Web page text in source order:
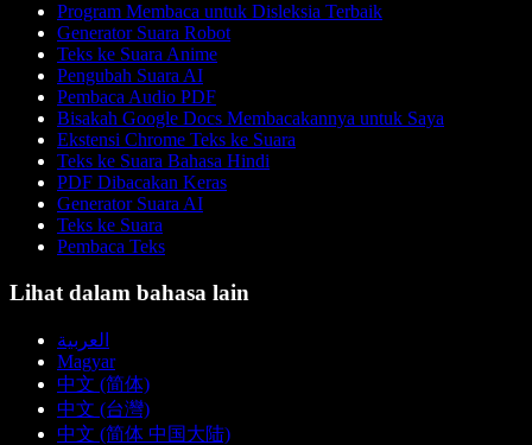
Program Membaca untuk Disleksia Terbaik
Generator Suara Robot
Teks ke Suara Anime
Pengubah Suara AI
Pembaca Audio PDF
Bisakah Google Docs Membacakannya untuk Saya
Ekstensi Chrome Teks ke Suara
Teks ke Suara Bahasa Hindi
PDF Dibacakan Keras
Generator Suara AI
Teks ke Suara
Pembaca Teks
Lihat dalam bahasa lain
العربية
Magyar
中文 (简体)
中文 (台灣)
中文 (简体 中国大陆)